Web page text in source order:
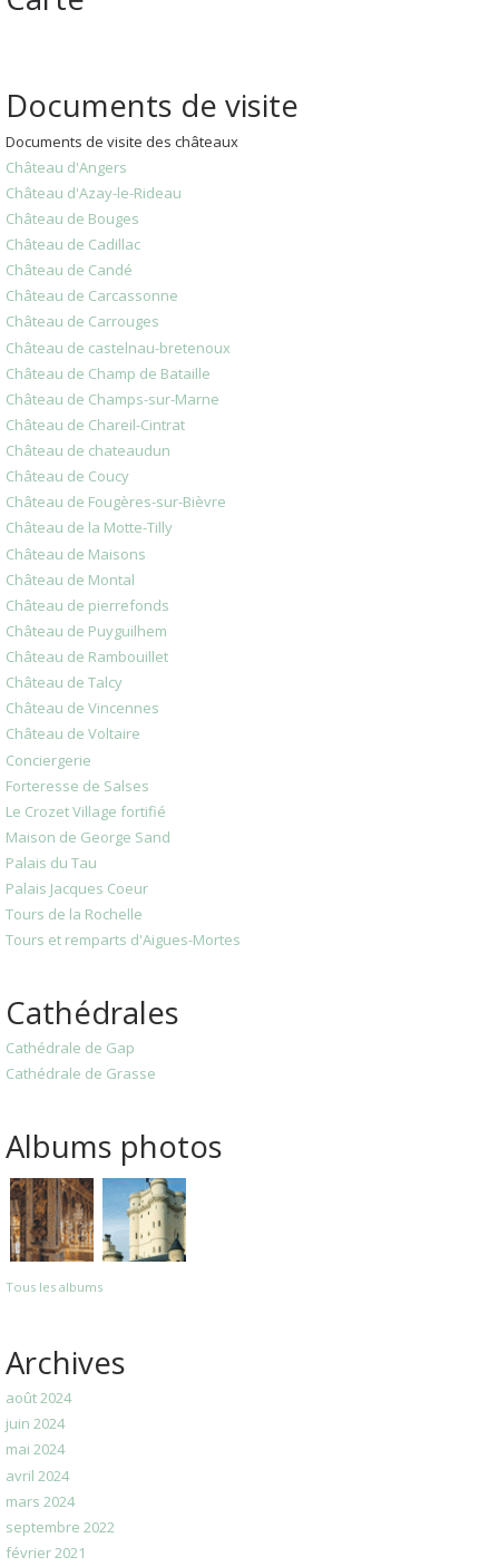
Documents de visite
Documents de visite des châteaux
Château d'Angers
Château d'Azay-le-Rideau
Château de Bouges
Château de Cadillac
Château de Candé
Château de Carcassonne
Château de Carrouges
Château de castelnau-bretenoux
Château de Champ de Bataille
Château de Champs-sur-Marne
Château de Chareil-Cintrat
Château de chateaudun
Château de Coucy
Château de Fougères-sur-Bièvre
Château de la Motte-Tilly
Château de Maisons
Château de Montal
Château de pierrefonds
Château de Puyguilhem
Château de Rambouillet
Château de Talcy
Château de Vincennes
Château de Voltaire
Conciergerie
Forteresse de Salses
Le Crozet Village fortifié
Maison de George Sand
Palais du Tau
Palais Jacques Coeur
Tours de la Rochelle
Tours et remparts d'Aigues-Mortes
Cathédrales
Cathédrale de Gap
Cathédrale de Grasse
Albums photos
Tous les albums
Archives
août 2024
juin 2024
mai 2024
avril 2024
mars 2024
septembre 2022
février 2021